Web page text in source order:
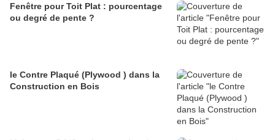
Fenêtre pour Toit Plat : pourcentage
ou degré de pente ?
le Contre Plaqué (Plywood ) dans la
Construction en Bois